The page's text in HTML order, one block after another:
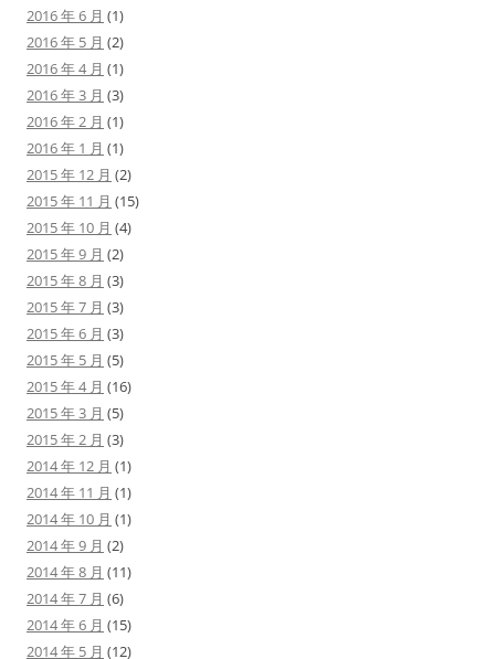
2016 年 6 月 (1)
2016 年 5 月 (2)
2016 年 4 月 (1)
2016 年 3 月 (3)
2016 年 2 月 (1)
2016 年 1 月 (1)
2015 年 12 月 (2)
2015 年 11 月 (15)
2015 年 10 月 (4)
2015 年 9 月 (2)
2015 年 8 月 (3)
2015 年 7 月 (3)
2015 年 6 月 (3)
2015 年 5 月 (5)
2015 年 4 月 (16)
2015 年 3 月 (5)
2015 年 2 月 (3)
2014 年 12 月 (1)
2014 年 11 月 (1)
2014 年 10 月 (1)
2014 年 9 月 (2)
2014 年 8 月 (11)
2014 年 7 月 (6)
2014 年 6 月 (15)
2014 年 5 月 (12)